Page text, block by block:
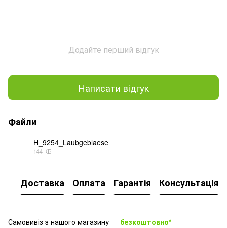
Додайте перший відгук
Написати відгук
Файли
H_9254_Laubgeblaese
144 КБ
Доставка Оплата Гарантія Консультація
Самовивіз з нашого магазину — безкоштовно*